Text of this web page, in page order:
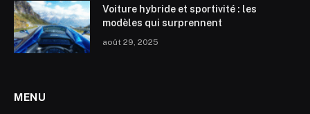
Voiture hybride et sportivité : les
modèles qui surprennent
août 29, 2025
MENU